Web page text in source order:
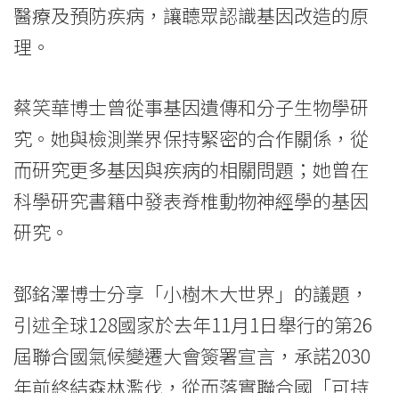
香
港
浸
會
大
學
醫療及預防疾病，讓聼眾認識基因改造的原
理。
蔡笑華博士曾從事基因遺傳和分子生物學研
究。她與檢測業界保持緊密的合作關係，從
而研究更多基因與疾病的相關問題；她曾在
科學研究書籍中發表脊椎動物神經學的基因
研究。
鄧銘澤博士分享「小樹木大世界」的議題，
引述全球128國家於去年11月1日舉行的第26
屆聯合國氣候變遷大會簽署宣言，承諾2030
年前終結森林濫伐，從而落實聯合國「可持